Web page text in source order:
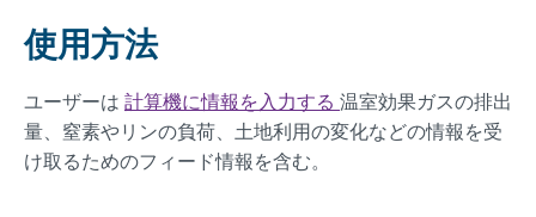
使用方法
ユーザーは 計算機に情報を入力する 温室効果ガスの排出
量、窒素やリンの負荷、土地利用の変化などの情報を受
け取るためのフィード情報を含む。